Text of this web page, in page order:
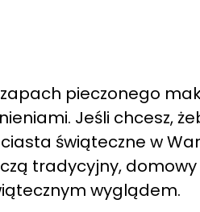
pieczonego
Jeśli chcesz,
świąteczne w
tradycyjny,
wyglądem.